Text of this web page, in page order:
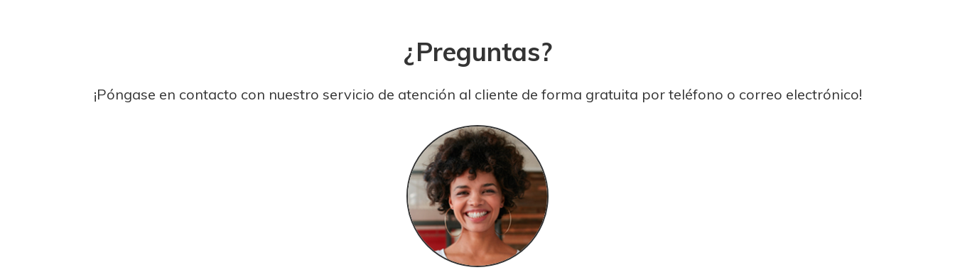
¿Preguntas?
¡Póngase en contacto con nuestro servicio de atención al cliente de forma gratuita por teléfono o correo electrónico!